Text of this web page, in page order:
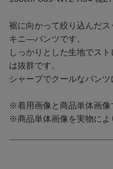
裾に向かって絞り込んだ
キニ―パンツです。
しっかりとした生地でス
は抜群です。
シャープでクールなパンツ
※着用画像と商品単体画像
※商品単体画像を実物によ